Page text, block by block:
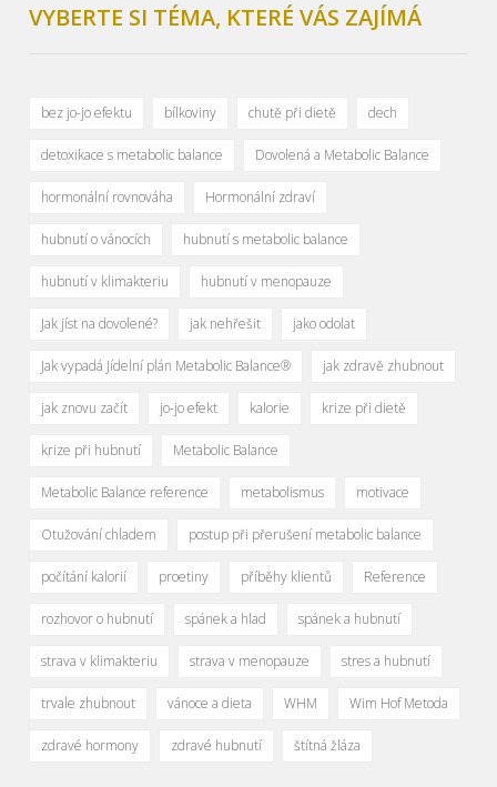
VYBERTE SI TÉMA, KTERÉ VÁS ZAJÍMÁ
bez jo-jo efektu bílkoviny chutě při dietě dech
detoxikace s metabolic balance Dovolená a Metabolic Balance
hormonální rovnováha Hormonální zdraví
hubnutí o vánocích hubnutí s metabolic balance
hubnutí v klimakteriu hubnutí v menopauze
Jak jíst na dovolené? jak nehřešit jako odolat
Jak vypadá Jídelní plán Metabolic Balance® jak zdravě zhubnout
jak znovu začít jo-jo efekt kalorie krize při dietě
krize při hubnutí Metabolic Balance
Metabolic Balance reference metabolismus motivace
Otužování chladem postup při přerušení metabolic balance
počítání kalorií proetiny příběhy klientů Reference
rozhovor o hubnutí spánek a hlad spánek a hubnutí
strava v klimakteriu strava v menopauze stres a hubnutí
trvale zhubnout vánoce a dieta WHM Wim Hof Metoda
zdravé hormony zdravé hubnutí štítná žláza